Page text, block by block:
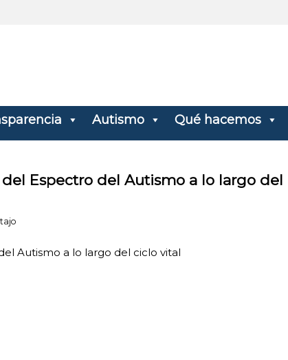
Autismo Qué hacemos
Espectro del Autismo a lo largo del
Autismo a lo largo del ciclo vital